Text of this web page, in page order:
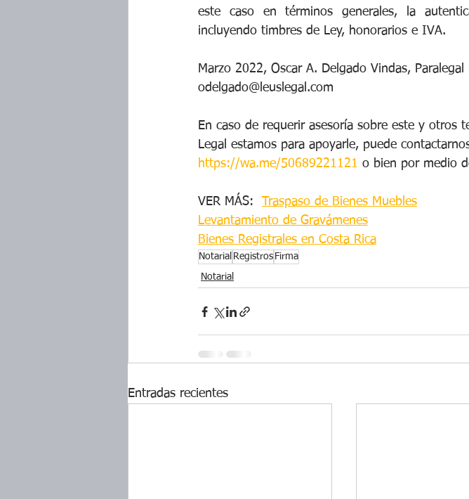
este caso en términos generales, la
incluyendo timbres de Ley, honorarios e IVA.
Marzo 2022, Oscar A. Delgado Vindas,
odelgado@leuslegal.com
En caso de requerir asesoría sobre este y otros
Legal estamos para apoyarle, puede
https://wa.me/50689221121 o bien por medio
VER MÁS: Traspaso de Bienes Muebles
Levantamiento de Gravámenes
Bienes Registrales en Costa Rica
Notarial Registros Firma
Notarial
Entradas recientes